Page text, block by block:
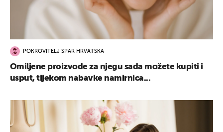
POKROVITELJ SPAR HRVATSKA
Omiljene proizvode za njegu sada možete kupiti i
usput, tijekom nabavke namirnica...